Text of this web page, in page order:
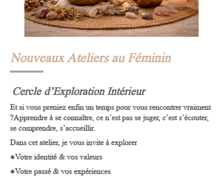
Nouveaux Ateliers au Féminin
Cercle d’Exploration Intérieur
Et si vous preniez enfin un temps pour vousrencontrer vraiment
?Apprendre à se connaître, ce n’est pas se juger, c’ests’écouter,
se comprendre, s’accueillir.
Dans cet atelier, je vous invite à explorer
●Votre identité & vos valeurs
●Votre passé & vos expériences